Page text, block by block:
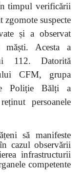
timpul verificării
suspecte
și a observat
măști. Acesta a
112. Datorită
CFM, grupa
Poliție Bălți a
persoanele
să manifeste
cazul observării
infrastructurii
competente